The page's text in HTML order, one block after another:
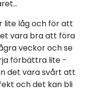
lite låg och för att
vara bra att föra
veckor och se
förbättra lite -
det vara svårt att
och det kan bli